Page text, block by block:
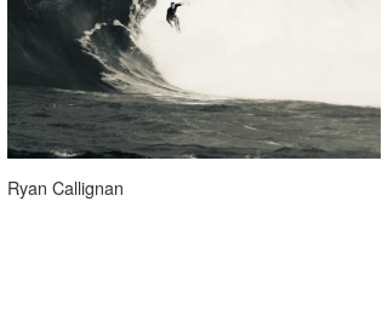
Ryan Callignan